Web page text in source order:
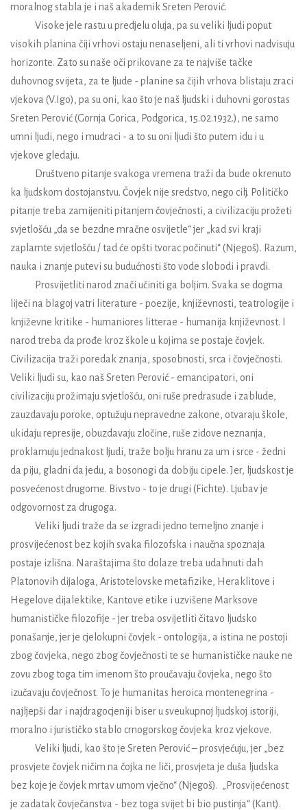
moralnog stabla je i naš akademik Sreten Perović.
Visoke jele rastu u predjelu oluja, pa su veliki ljudi poput
visokih planina čiji vrhovi ostaju nenaseljeni, ali ti vrhovi nadvisuju
horizonte. Zato su naše oči prikovane za te najviše tačke
duhovnog svijeta, za te ljude - planine sa čijih vrhova blistaju zraci
vjekova (V.Igo), pa su oni, kao što je naš ljudski i duhovni gorostas
Sreten Perović (Gornja Gorica, Podgorica, 15.02.1932.), ne samo
umni ljudi, nego i mudraci - a to su oni ljudi što putem idu i u
vjekove gledaju.
Društveno pitanje svakoga vremena traži da bude okrenuto
ka ljudskom dostojanstvu. Čovjek nije sredstvo, nego cilj. Političko
pitanje treba zamijeniti pitanjem čovječnosti, a civilizaciju prožeti
svjetlošću „da se bezdne mračne osvijetle“ jer „kad svi kraji
zaplamte svjetlošću / tad će opšti tvorac počinuti“ (Njegoš). Razum,
nauka i znanje putevi su budućnosti što vode slobodi i pravdi.
Prosvijetliti narod znači učiniti ga boljim. Svaka se dogma
liječi na blagoj vatri literature - poezije, književnosti, teatrologije i
književne kritike - humaniores litterae - humanija književnost. I
narod treba da prođe kroz škole u kojima se postaje čovjek.
Civilizacija traži poredak znanja, sposobnosti, srca i čovječnosti.
Veliki ljudi su, kao naš Sreten Perović - emancipatori, oni
civilizaciju prožimaju svjetlošću, oni ruše predrasude i zablude,
zauzdavaju poroke, optužuju nepravedne zakone, otvaraju škole,
ukidaju represije, obuzdavaju zločine, ruše zidove neznanja,
proklamuju jednakost ljudi, traže bolju hranu za um i srce - žedni
da piju, gladni da jedu, a bosonogi da dobiju cipele. Jer, ljudskost je
posvećenost drugome. Bivstvo - to je drugi (Fichte). Ljubav je
odgovornost za drugoga.
Veliki ljudi traže da se izgradi jedno temeljno znanje i
prosvijećenost bez kojih svaka filozofska i naučna spoznaja
postaje izlišna. Naraštajima što dolaze treba udahnuti dah
Platonovih dijaloga, Aristotelovske metafizike, Heraklitove i
Hegelove dijalektike, Kantove etike i uzvišene Marksove
humanističke filozofije - jer treba osvijetliti čitavo ljudsko
ponašanje, jer je cjelokupni čovjek - ontologija, a istina ne postoji
zbog čovjeka, nego zbog čovječnosti te se humanističke nauke ne
zovu zbog toga tim imenom što proučavaju čovjeka, nego što
izučavaju čovječnost. To je humanitas heroica montenegrina -
najljepši dar i najdragocjeniji biser u sveukupnoj ljudskoj istoriji,
moralno i jurističko stablo crnogorskog čovjeka kroz vjekove.
Veliki ljudi, kao što je Sreten Perović – prosvjećuju, jer „bez
prosvjete čovjek ničim na čojka ne liči, prosvjeta je duša ljudska
bez koje je čovjek mrtav umom vječno“ (Njegoš). „Prosvijećenost
je zadatak čovječanstva - bez toga svijet bi bio pustinja“ (Kant).